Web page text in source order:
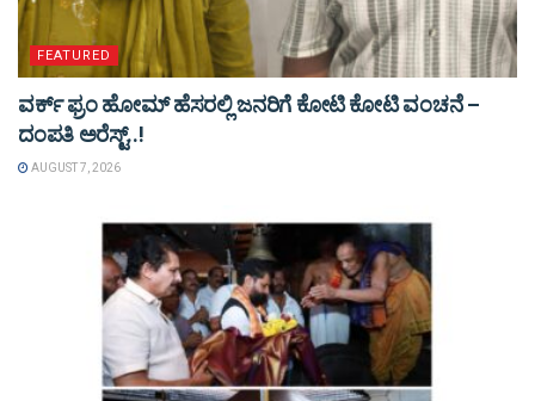
FEATURED
ವರ್ಕ್ ಫ್ರಂ ಹೋಮ್ ಹೆಸರಲ್ಲಿ ಜನರಿಗೆ ಕೋಟಿ ಕೋಟಿ ವಂಚನೆ –
ದಂಪತಿ ಅರೆಸ್ಟ್..!
AUGUST 7, 2026